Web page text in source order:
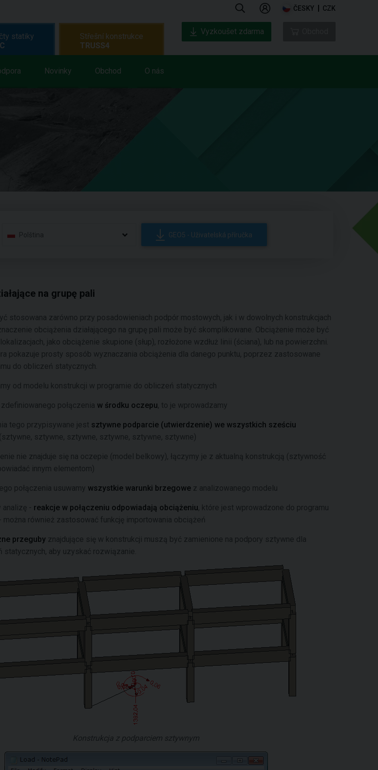
ČESKY CZK
Novinky Obchod O nás
statiky
Střešní konstrukce
TRUSS4
Vyzkoušet zdarma
Polština GEO5 - Uživatelská příručka
na grupę pali
stosowana zarówno przy posadowieniach podpór mostowych, jak i w dowolnych konstrukcjach
obciążenia działającego na grupę pali może być skomplikowane. Obciążenie może być
jako obciążenie skupione (słup), rozłożone wzdłuż linii (ściana), lub na powierzchni.
pokazuje prosty sposób wyznaczania obciążenia dla danego punktu, poprzez zastosowane
do obliczeń statycznych.
od modelu konstrukcji w programie do obliczeń statycznych
połączenia w środku oczepu, to je wprowadzamy
tego przypisywane jest sztywne podparcie (utwierdzenie) we wszystkich sześciu
(sztywne, sztywne, sztywne, sztywne, sztywne, sztywne)
nie znajduje się na oczepie (model belkowy), łączymy je z aktualną konstrukcją (sztywność
innym elementom)
połączenia usuwamy wszystkie warunki brzegowe z analizowanego modelu
analizę - reakcje w połączeniu odpowiadają obciążeniu, które jest wprowadzone do programu
można również zastosować funkcję importowania obciążeń
przeguby znajdujące się w konstrukcji muszą być zamienione na podpory sztywne dla
statycznych, aby uzyskać rozwiązanie.
Konstrukcja z podparciem sztywnym